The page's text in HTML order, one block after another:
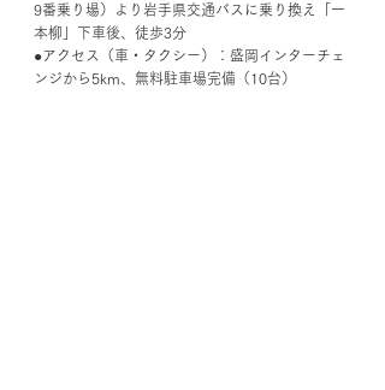
9番乗り場）より岩手県交通バスに乗り換え「一
本柳」下車後、徒歩3分
●アクセス（車・タクシー）：盛岡インターチェ
ンジから5km、無料駐車場完備（10台）